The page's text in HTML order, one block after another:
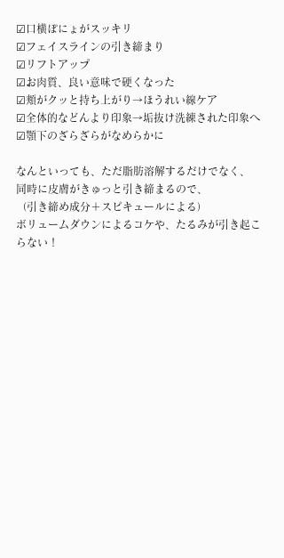
☑︎口横ぽにょがスッキリ
☑︎フェイスラインの引き締まり
☑︎リフトアップ
☑︎お肉質、良い意味で硬くなった
☑︎頬がクッと持ち上がり→ほうれい線ケア
☑︎全体的などんより印象→垢抜け洗練された印象へ
☑︎顎下のざらざらがなめらかに
なんといっても、ただ脂肪溶解するだけでなく、
同時に皮膚がきゅっと引き締まるので、
（引き締め成分＋スピキュールによる）
ボリュームダウンによるコケや、たるみが引き起こ
らない！